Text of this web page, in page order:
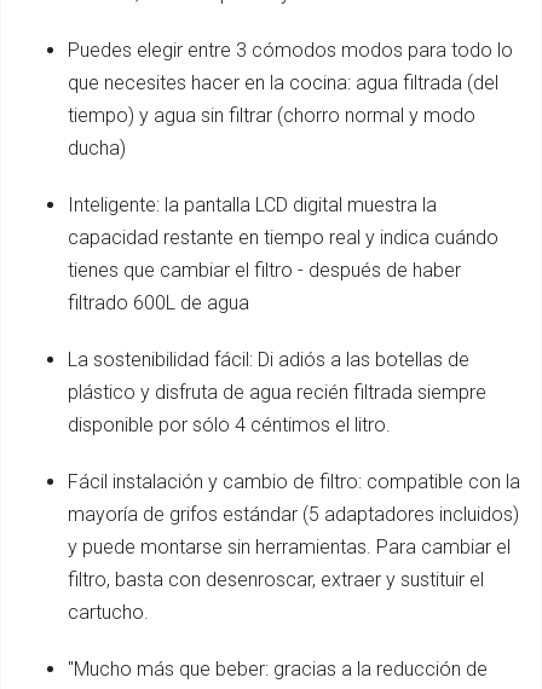
Puedes elegir entre 3 cómodos modos para todo lo
que necesites hacer en la cocina: agua filtrada (del
tiempo) y agua sin filtrar (chorro normal y modo
ducha)
Inteligente: la pantalla LCD digital muestra la
capacidad restante en tiempo real y indica cuándo
tienes que cambiar el filtro - después de haber
filtrado 600L de agua
La sostenibilidad fácil: Di adiós a las botellas de
plástico y disfruta de agua recién filtrada siempre
disponible por sólo 4 céntimos el litro.
Fácil instalación y cambio de filtro: compatible con la
mayoría de grifos estándar (5 adaptadores incluidos)
y puede montarse sin herramientas. Para cambiar el
filtro, basta con desenroscar, extraer y sustituir el
cartucho.
"Mucho más que beber: gracias a la reducción de